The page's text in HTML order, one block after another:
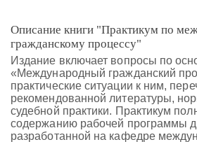
Описание книги "Практикум по
гражданскому процессу"
Издание включает вопросы по
«Международный гражданский
практические ситуации к ним,
рекомендованной литературы,
судебной практики. Практикум
содержанию рабочей программы
разработанной на кафедре